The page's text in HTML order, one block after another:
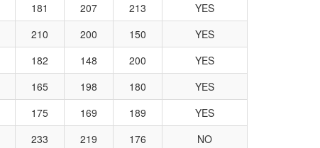
181 207 213
YES
210 200 150
YES
182 148 200
YES
165 198 180
YES
175 169 189
YES
233 219 176
NO